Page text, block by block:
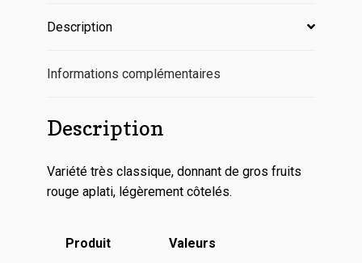
Description
Informations complémentaires
Description
Variété très classique, donnant de gros fruits
rouge aplati, légèrement côtelés.
Produit Valeurs